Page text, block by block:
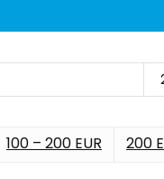
100 – 200 EUR 200